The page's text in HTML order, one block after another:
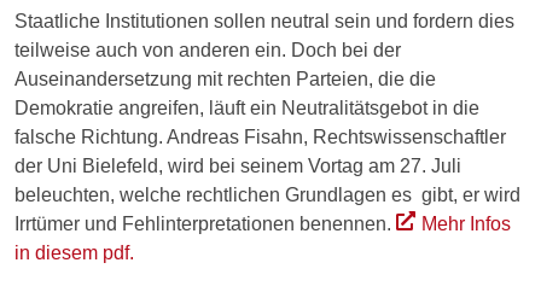
Staatliche Institutionen sollen neutral sein und fordern dies
teilweise auch von anderen ein. Doch bei der
Auseinandersetzung mit rechten Parteien, die die
Demokratie angreifen, läuft ein Neutralitätsgebot in die
falsche Richtung. Andreas Fisahn, Rechtswissenschaftler
der Uni Bielefeld, wird bei seinem Vortag am 27. Juli
beleuchten, welche rechtlichen Grundlagen es gibt, er wird
Irrtümer und Fehlinterpretationen benennen.
Mehr Infos
in diesem pdf.